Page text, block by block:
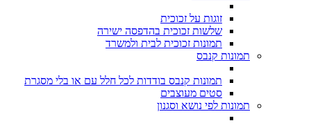
זוגות על זכוכית
שלשות זכוכית בהדפסה ישירה
תמונות זכוכית לבית ולמשרד
תמונות קנבס
תמונות קנבס בודדות לכל חלל עם או בלי מסגרת
סטים מעוצבים
תמונות לפי נושא וסגנון